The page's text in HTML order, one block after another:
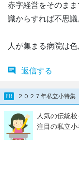
赤字経営をそのま
識からすれば不思議
人が集まる病院は
返信する